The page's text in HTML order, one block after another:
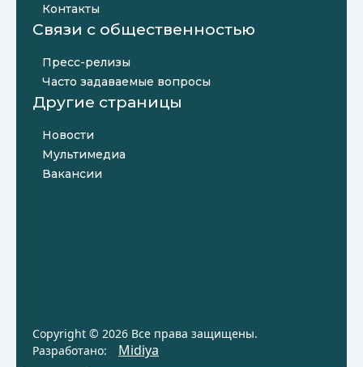
Контакты
Связи с общественностью
Пресс-релизы
Часто задаваемые вопросы
Другие страницы
Новости
Мультимедиа
Вакансии
Copyright © 2026 Все права защищены.
Разработано:
Midiya